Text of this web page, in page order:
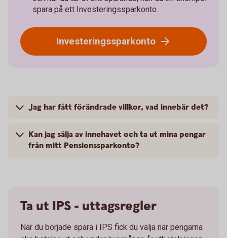
spara på ett Investeringssparkonto.
Investeringssparkonto
Jag har fått förändrade villkor, vad innebär det?
Kan jag sälja av innehavet och ta ut mina pengar
från mitt Pensionssparkonto?
Ta ut IPS - uttagsregler
När du började spara i IPS fick du välja när pengarna